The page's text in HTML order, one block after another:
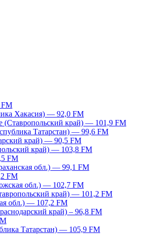
Хакасия) — 92,0 FM
(Ставропольский край) — 101,9 FM
Татарстан) — 99,6 FM
край) — 90,5 FM
край) — 103,8 FM
FM
обл.) — 99,1 FM
FM
обл.) — 102,7 FM
край) — 101,2 FM
обл.) — 107,2 FM
край) – 96,8 FM
Татарстан) — 105,9 FM